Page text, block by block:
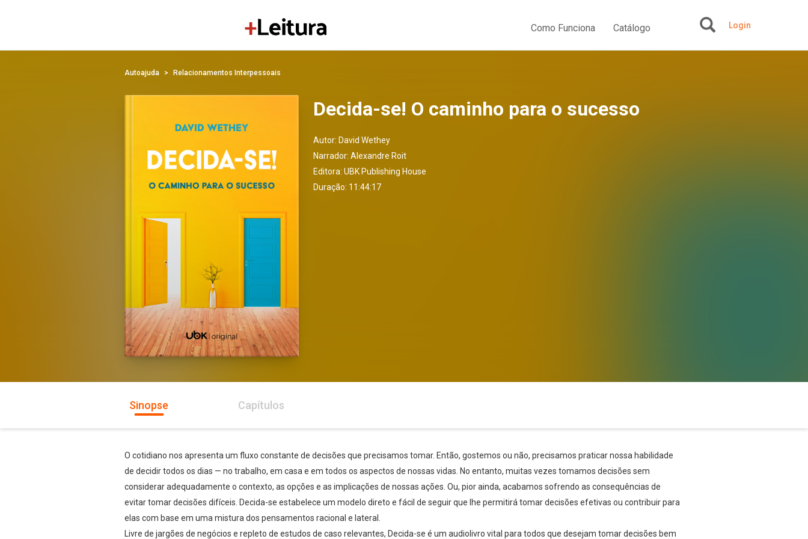
Como Funciona Catálogo Login
Autoajuda Relacionamentos Interpessoais
Decida-se! O caminho para o sucesso
Autor: David Wethey
Narrador: Alexandre Roit
Editora: UBK Publishing House
Duração: 11:44:17
Sinopse Capítulos
O cotidiano nos apresenta um fluxo constante de decisões que precisamos tomar. Então, gostemos ou não, precisamos praticar nossa habilidade
de decidir todos os dias — no trabalho, em casa e em todos os aspectos de nossas vidas. No entanto, muitas vezes tomamos decisões sem
considerar adequadamente o contexto, as opções e as implicações de nossas ações. Ou, pior ainda, acabamos sofrendo as consequências de
evitar tomar decisões difíceis. Decida-se estabelece um modelo direto e fácil de seguir que lhe permitirá tomar decisões efetivas ou contribuir para
elas com base em uma mistura dos pensamentos racional e lateral.
Livre de jargões de negócios e repleto de estudos de caso relevantes, Decida-se é um audiolivro vital para todos que desejam tomar decisões bem